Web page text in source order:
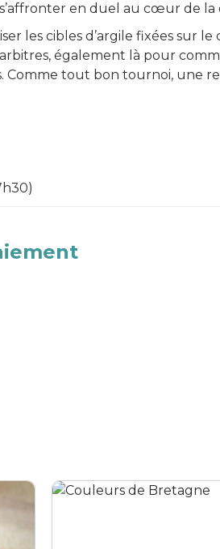
en duel au cœur de
les cibles d’argile fixées sur
également là pour
Comme tout bon tournoi, une